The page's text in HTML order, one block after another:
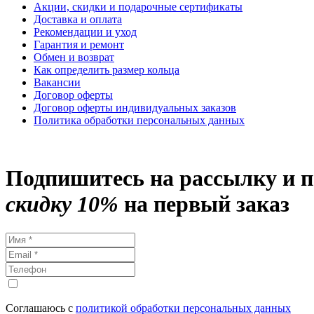
Акции, скидки и подарочные сертификаты
Доставка и оплата
Рекомендации и уход
Гарантия и ремонт
Обмен и возврат
Как определить размер кольца
Вакансии
Договор оферты
Договор оферты индивидуальных заказов
Политика обработки персональных данных
Подпишитесь на рассылку и
скидку 10% на первый заказ
Соглашаюсь с политикой обработки персональных данных